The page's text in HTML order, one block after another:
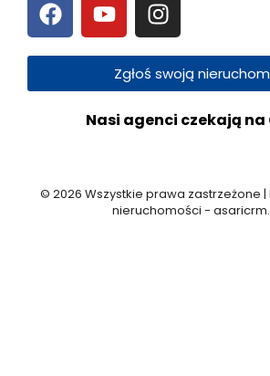
Zgłoś swoją
Nasi agenci czekają na
© 2026 Wszystkie prawa zastrzeżone
nieruchomości -